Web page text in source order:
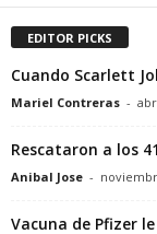
EDITOR PICKS
Cuando Scarlett
Mariel Contreras -
Rescataron a los
Anibal Jose -
Vacuna de Pfizer